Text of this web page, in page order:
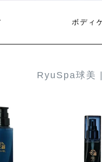
ボディ
RyuSpa球美